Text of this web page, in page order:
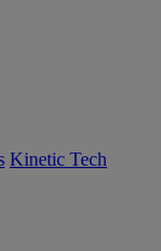
Kinetic Tech